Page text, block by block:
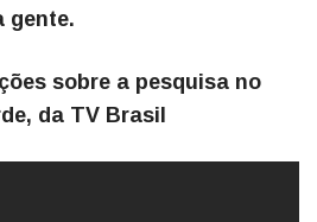
gente.
sobre a pesquisa no
da TV Brasil